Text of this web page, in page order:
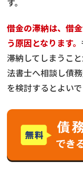
借金の滞納は、借
う原因となります。
滞納してしまうこ
法書士へ相談し債
を検討するとよいで